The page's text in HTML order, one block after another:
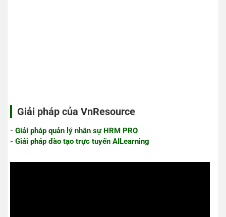
Giải pháp của VnResource
- Giải pháp quản lý nhân sự HRM PRO
- Giải pháp đào tạo trực tuyến AILearning